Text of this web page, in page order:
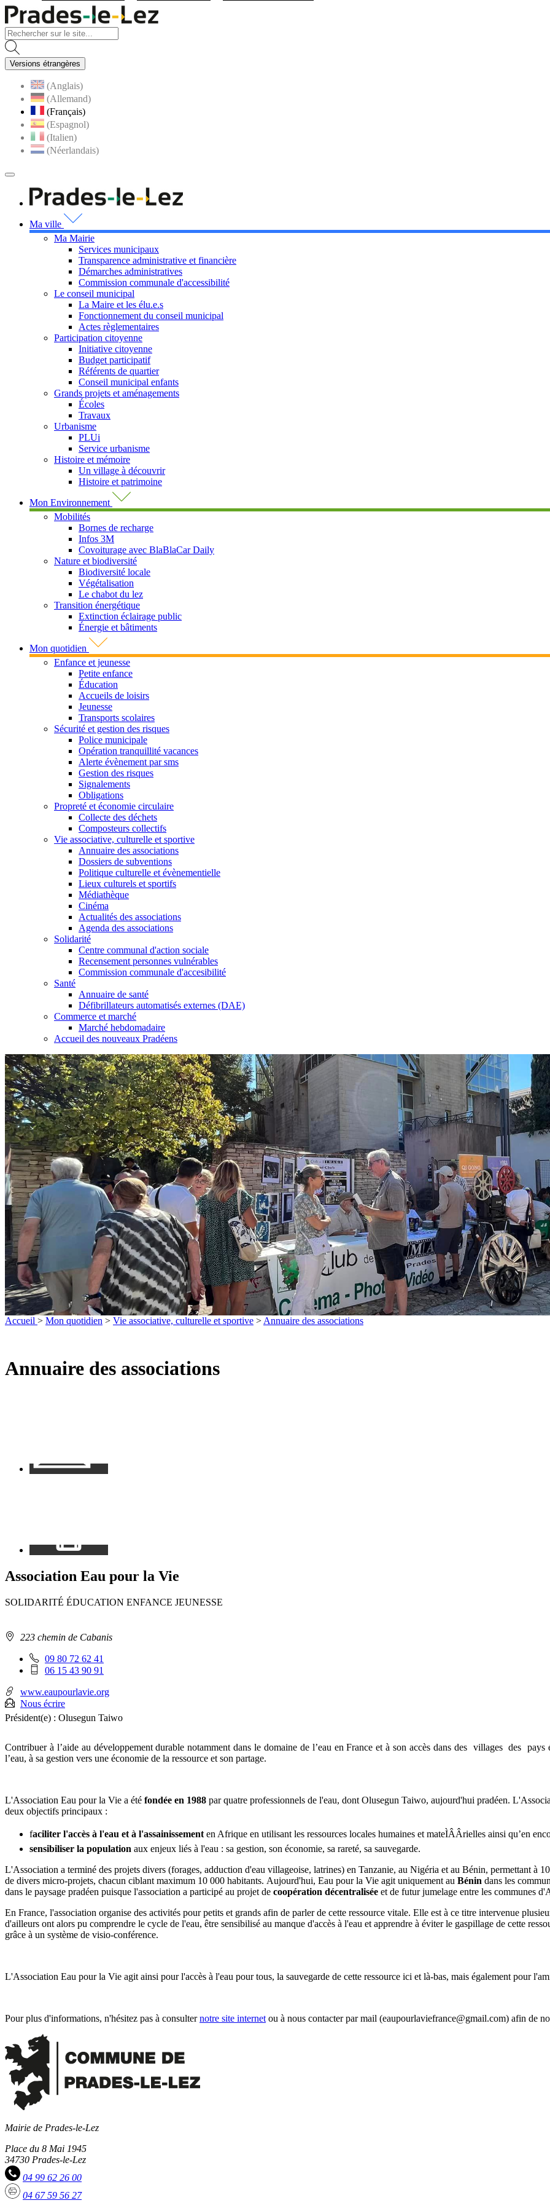
Versions étrangères
(Anglais)
(Allemand)
(Français)
(Espagnol)
(Italien)
(Néerlandais)
MENU
PRINCIPAL
Ma ville
Ma Mairie
Services municipaux
Transparence administrative et financière
Démarches administratives
Commission communale d'accessibilité
Le conseil municipal
La Maire et les élu.e.s
Fonctionnement du conseil municipal
Actes règlementaires
Participation citoyenne
Initiative citoyenne
Budget participatif
Référents de quartier
Conseil municipal enfants
Grands projets et aménagements
Écoles
Travaux
Urbanisme
PLUi
Service urbanisme
Histoire et mémoire
Un village à découvrir
Histoire et patrimoine
Mon Environnement
Mobilités
Bornes de recharge
Infos 3M
Covoiturage avec BlaBlaCar Daily
Nature et biodiversité
Biodiversité locale
Végétalisation
Le chabot du lez
Transition énergétique
Extinction éclairage public
Énergie et bâtiments
Mon quotidien
Enfance et jeunesse
Petite enfance
Éducation
Accueils de loisirs
Jeunesse
Transports scolaires
Sécurité et gestion des risques
Police municipale
Opération tranquillité vacances
Alerte évènement par sms
Gestion des risques
Signalements
Obligations
Propreté et économie circulaire
Collecte des déchets
Composteurs collectifs
Vie associative, culturelle et sportive
Annuaire des associations
Dossiers de subventions
Politique culturelle et évènementielle
Lieux culturels et sportifs
Médiathèque
Cinéma
Actualités des associations
Agenda des associations
Solidarité
Centre communal d'action sociale
Recensement personnes vulnérables
Commission communale d'accesibilité
Santé
Annuaire de santé
Défibrillateurs automatisés externes (DAE)
Commerce et marché
Marché hebdomadaire
Accueil des nouveaux Pradéens
Accueil > Mon quotidien > Vie associative, culturelle et sportive > Annuaire des associations
Annuaire des associations
Association Eau pour la Vie
SOLIDARITÉ ÉDUCATION ENFANCE JEUNESSE
Adresse223 chemin de Cabanis
Téléphone
fixe
09 80 72 62 41
Téléphone
:
06 15 43 90 91
www.eaupourlavie.org
Nous écrire
Président(e) : Olusegun Taiwo
Contribuer à l’aide au développement durable notamment dans le domaine de l’eau en France et à son accès dans des villages des pays
l’eau, à sa gestion vers une économie de la ressource et son partage.
L'Association Eau pour la Vie a été fondée en 1988 par quatre professionnels de l'eau, dont Olusegun Taiwo, aujourd'hui pradéen.
deux objectifs principaux :
faciliter l'accès à l'eau et à l'assainissement en Afrique en utilisant les ressources locales humaines et mateÌÂÂrielles ainsi qu’en
sensibiliser la population aux enjeux liés à l'eau : sa gestion, son économie, sa rareté, sa sauvegarde.
L'Association a terminé des projets divers (forages, adduction d'eau villageoise, latrines) en Tanzanie, au Nigéria et au Bénin, permettant à
de divers micro-projets, chacun ciblant maximum 10 000 habitants. Aujourd'hui, Eau pour la Vie agit uniquement au Bénin dans les
dans le paysage pradéen puisque l'association a participé au projet de coopération décentralisée et de futur jumelage entre les communes
En France, l'association organise des activités pour petits et grands afin de parler de cette ressource vitale. Elle est à ce titre intervenue
d'ailleurs ont alors pu comprendre le cycle de l'eau, être sensibilisé au manque d'accès à l'eau et apprendre à éviter le gaspillage de cette
grâce à un système de visio-conférence.
L'Association Eau pour la Vie agit ainsi pour l'accès à l'eau pour tous, la sauvegarde de cette ressource ici et là-bas, mais également pour
Pour plus d'informations, n'hésitez pas à consulternotre site internet ou à nous contacter par mail (eaupourlaviefrance@gmail.com) afin de
Mairie de Prades-le-Lez
Place du 8 Mai 1945
34730 Prades-le-Lez
04 99 62 26 00
04 67 59 56 27